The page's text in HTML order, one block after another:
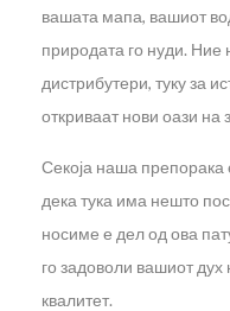
вашата мапа, вашиот
природата го нуди. Ние
дистрибутери, туку за
откриваат нови оази на
Секоја наша препорака
дека тука има нешто
носиме е дел од ова
го задоволи вашиот
квалитет.